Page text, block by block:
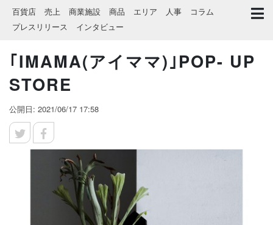
百貨店 売上 商業施設 商品 エリア 人事
コラム
プレスリリース
インタビュー
｢IMAMA(アイママ)｣POP- UP
STORE
公開日: 2021/06/17 17:58